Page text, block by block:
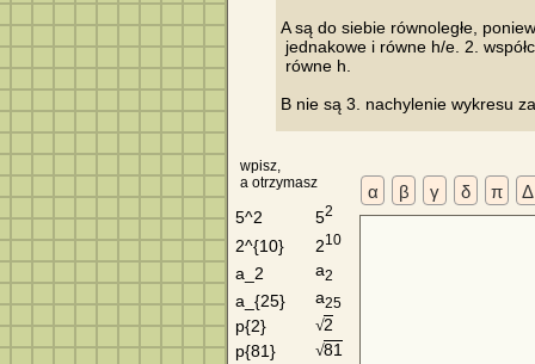
A są do siebie równoległe,
jednakowe i równe h/e. 2.
równe h.
α β γ δ π Δ
wpisz,
a otrzymasz
5^2 52
2^{10} 210
a_2 a2
a_{25} a25
p{2} √2
p{81}
√81